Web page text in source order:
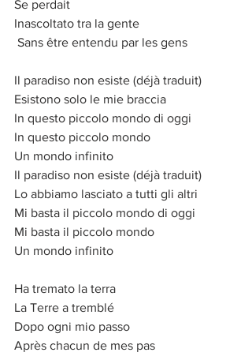
Se perdait
Inascoltato tra la gente
Sans être entendu par les gens
Il paradiso non esiste (déjà traduit)
Esistono solo le mie braccia
In questo piccolo mondo di oggi
In questo piccolo mondo
Un mondo infinito
Il paradiso non esiste (déjà traduit)
Lo abbiamo lasciato a tutti gli altri
Mi basta il piccolo mondo di oggi
Mi basta il piccolo mondo
Un mondo infinito
Ha tremato la terra
La Terre a tremblé
Dopo ogni mio passo
Après chacun de mes pas